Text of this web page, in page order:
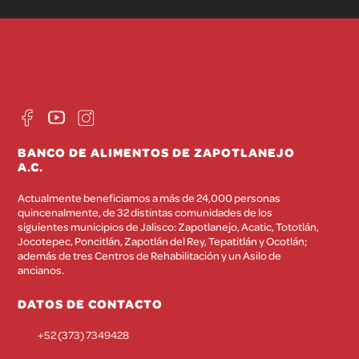
BANCO DE ALIMENTOS DE ZAPOTLANEJO
A.C.
Actualmente beneficiamos a más de 24,000 personas
quincenalmente, de 32 distintas comunidades de los
siguientes municipios de Jalisco: Zapotlanejo, Acatic, Tototlán,
Jocotepec, Poncitlán, Zapotlán del Rey, Tepatitlán y Ocotlán;
además de tres Centros de Rehabilitación y un Asilo de
ancianos.
DATOS DE CONTACTO
+52 (373) 7349428